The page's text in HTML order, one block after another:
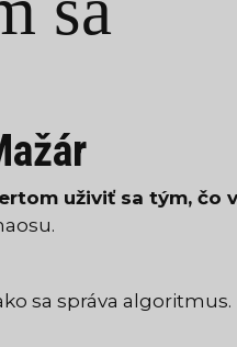
uživiť sa tým, čo
sa správa algoritmus.